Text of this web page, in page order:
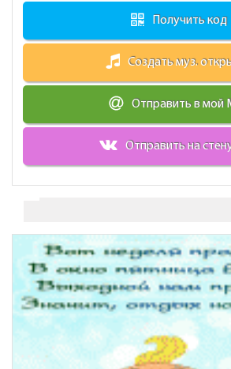
Получить код
Создать муз.
Отправить в мой
Отправить на